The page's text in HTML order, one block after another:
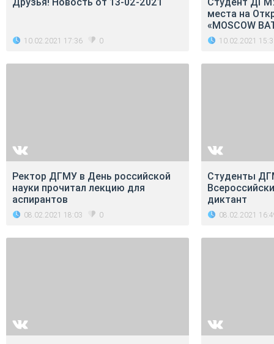
10.02.2021 17:36 0
места на
«MOSCOW
10.02.2021
Ректор ДГМУ в День российской
науки прочитал лекцию для
аспирантов
08.02.2021 18:03 0
Студенты
диктант
08.02.2021